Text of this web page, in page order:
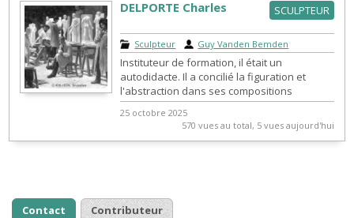
SCULPTEUR
DELPORTE Charles
Sculpteur Guy Vanden Bemden
Instituteur de formation, il était un
autodidacte. Il a concilié la figuration et
l'abstraction dans ses compositions
colorées, sinueuses et fluides. Ses œuv...
25 octobre 2025
570 vues au total, 5 vues aujourd'hui
Contact Contributeur